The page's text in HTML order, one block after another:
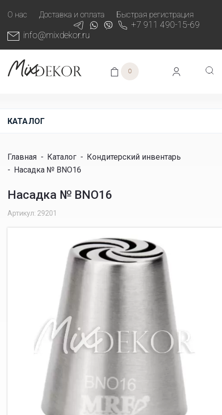
О нас Доставка и оплата Быстрая регистрация
+7 911 490-15-69
info@mixdekor.ru
0
КАТАЛОГ
Главная - Каталог - Кондитерский инвентарь
- Насадка № BNO16
Насадка № BNO16
Артикул: 29201